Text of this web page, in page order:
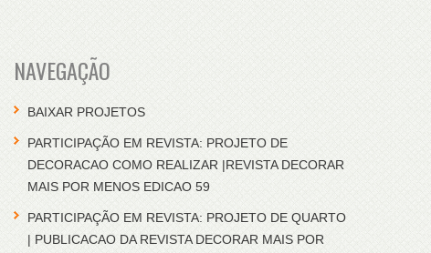
NAVEGAÇÃO
BAIXAR PROJETOS
PARTICIPAÇÃO EM REVISTA: PROJETO DE
DECORACAO COMO REALIZAR |REVISTA DECORAR
MAIS POR MENOS EDICAO 59
PARTICIPAÇÃO EM REVISTA: PROJETO DE QUARTO
| PUBLICACAO DA REVISTA DECORAR MAIS POR